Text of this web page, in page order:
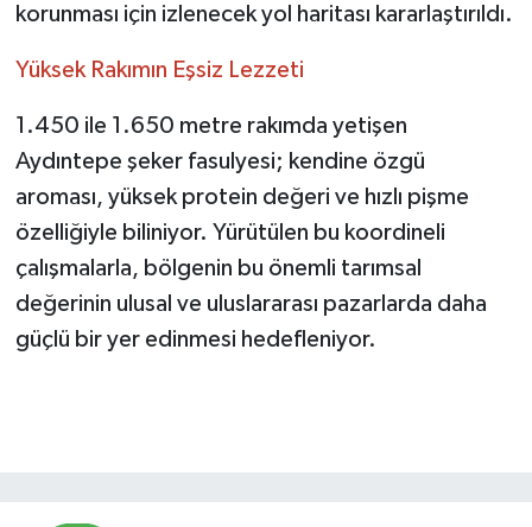
korunması için izlenecek yol haritası kararlaştırıldı.
Yüksek Rakımın Eşsiz Lezzeti
1.450 ile 1.650 metre rakımda yetişen
Aydıntepe şeker fasulyesi; kendine özgü
aroması, yüksek protein değeri ve hızlı pişme
özelliğiyle biliniyor. Yürütülen bu koordineli
çalışmalarla, bölgenin bu önemli tarımsal
değerinin ulusal ve uluslararası pazarlarda daha
güçlü bir yer edinmesi hedefleniyor.